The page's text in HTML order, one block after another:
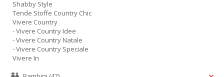
Shabby Style
Tende Stoffe Country Chic
Vivere Country
- Vivere Country Idee
- Vivere Country Natale
- Vivere Country Speciale
Vivere In